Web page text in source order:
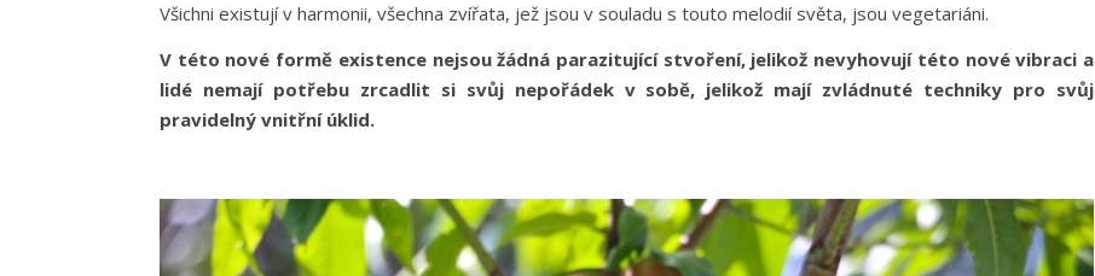
Všichni existují v harmonii, všechna zvířata, jež jsou v souladu s touto melodií světa, jsou vegetariáni.
V této nové formě existence nejsou žádná parazitující stvoření, jelikož nevyhovují této nové vibraci a
lidé nemají potřebu zrcadlit si svůj nepořádek v sobě, jelikož mají zvládnuté techniky pro svůj
pravidelný vnitřní úklid.